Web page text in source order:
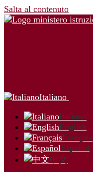
Salta al contenuto
Italiano
Italiano
English
Français
Español
中文